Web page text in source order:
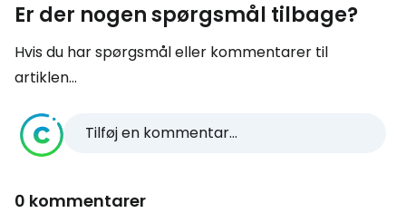
Er der nogen spørgsmål tilbage?
Hvis du har spørgsmål eller kommentarer til
artiklen...
Tilføj en kommentar...
0 kommentarer